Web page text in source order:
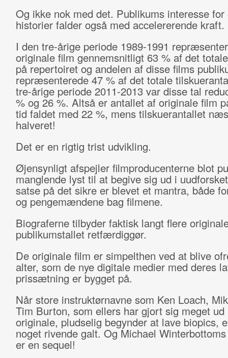
Og ikke nok med det. Publikums interesse for
historier falder også med accelererende kraft.
I den tre-årige periode 1989-1991
originale film gennemsnitligt 63 % af det
på repertoiret og andelen af disse films
repræsenterede 47 % af det totale
tre-årige periode 2011-2013 var disse tal
% og 26 %. Altså er antallet af originale film
tid faldet med 22 %, mens tilskuerantallet
halveret!
Det er en rigtig trist udvikling.
Øjensynligt afspejler filmproducenterne blot
manglende lyst til at begive sig ud i
satse på det sikre er blevet et mantra, både
og pengemændene bag filmene.
Biograferne tilbyder faktisk langt flere
publikumstallet retfærdiggør.
De originale film er simpelthen ved at blive
alter, som de nye digitale medier med deres
prissætning er bygget på.
Når store instruktørnavne som Ken Loach,
Tim Burton, som ellers har gjort sig meget ud
originale, pludselig begynder at lave biopics,
noget rivende galt. Og Michael
er en sequel!